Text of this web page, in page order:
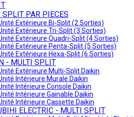
SPLIT PAR PIECES
Extérieure Bi-Split (2 Sorties)
Extérieure Tri-Split (3 Sorties)
Extérieure Quadri-Split (4 Sorties)
Extérieure Penta-Split (5 Sorties)
Extérieure Hexa-Split (6 Sorties)
- MULTI SPLIT
Extérieure Multi-Split Daikin
Intérieure Murale Daikin
Intérieure Console Daikin
Intérieure Gainable Daikin
Intérieure Cassette Daikin
ELECTRIC - MULTI SPLIT